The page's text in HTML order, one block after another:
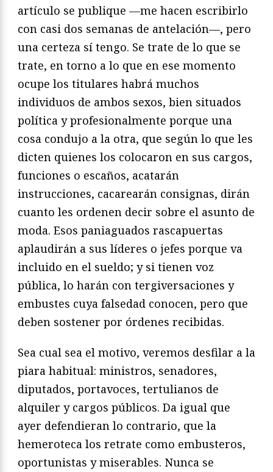
artículo se publique —me hacen escribirlo
con casi dos semanas de antelación—, pero
una certeza sí tengo. Se trate de lo que se
trate, en torno a lo que en ese momento
ocupe los titulares habrá muchos
individuos de ambos sexos, bien situados
política y profesionalmente porque una
cosa condujo a la otra, que según lo que les
dicten quienes los colocaron en sus cargos,
funciones o escaños, acatarán
instrucciones, cacarearán consignas, dirán
cuanto les ordenen decir sobre el asunto de
moda. Esos paniaguados rascapuertas
aplaudirán a sus líderes o jefes porque va
incluido en el sueldo; y si tienen voz
pública, lo harán con tergiversaciones y
embustes cuya falsedad conocen, pero que
deben sostener por órdenes recibidas.
Sea cual sea el motivo, veremos desfilar a la
piara habitual: ministros, senadores,
diputados, portavoces, tertulianos de
alquiler y cargos públicos. Da igual que
ayer defendieran lo contrario, que la
hemeroteca los retrate como embusteros,
oportunistas y miserables. Nunca se